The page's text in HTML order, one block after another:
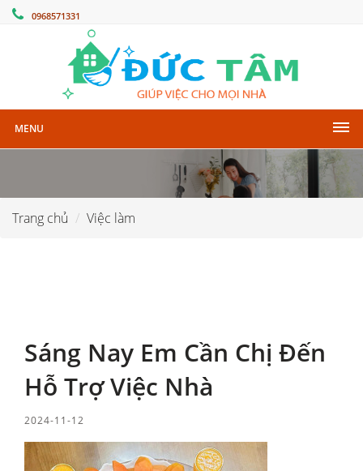
0968571331
MENU
Trang chủ Việc làm
Sáng Nay Em Cần Chị Đến
Hỗ Trợ Việc Nhà
2024-11-12